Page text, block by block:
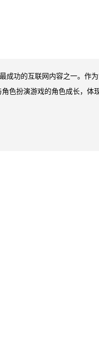
成功的互联网内容之一。作
色扮演游戏的角色成长，体